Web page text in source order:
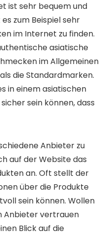
ist sehr bequem und
zum Beispiel sehr
im Internet zu finden.
asiatische
im Allgemeinen
die Standardmarken.
in einem asiatischen
sein können, dass
Anbieter zu
auf der Website das
an. Oft stellt der
über die Produkte
sein können. Wollen
Anbieter vertrauen
Blick auf die